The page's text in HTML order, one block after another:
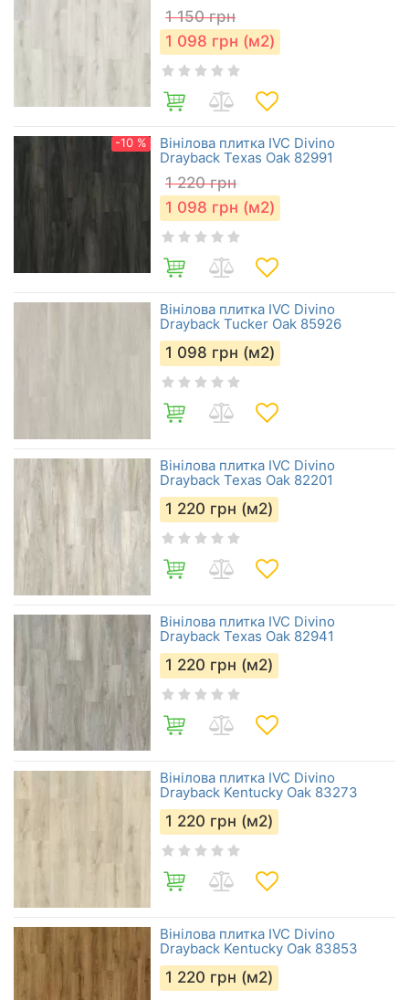
1 150 грн
1 098 грн (м2)
-10 %
Вінілова плитка IVC Divino
Drayback Texas Oak 82991
1 220 грн
1 098 грн (м2)
Вінілова плитка IVC Divino
Drayback Tucker Oak 85926
1 098 грн (м2)
Вінілова плитка IVC Divino
Drayback Texas Oak 82201
1 220 грн (м2)
Вінілова плитка IVC Divino
Drayback Texas Oak 82941
1 220 грн (м2)
Вінілова плитка IVC Divino
Drayback Kentucky Oak 83273
1 220 грн (м2)
Вінілова плитка IVC Divino
Drayback Kentucky Oak 83853
1 220 грн (м2)